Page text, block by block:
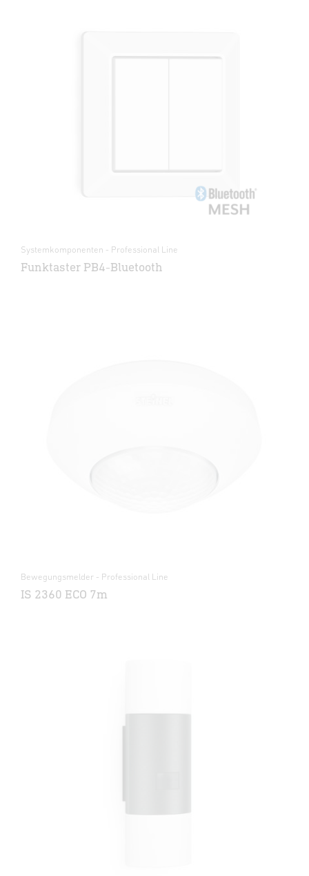
Systemkomponenten - Professional Line
Funktaster PB4-Bluetooth
Bewegungsmelder - Professional Line
IS 2360 ECO 7m